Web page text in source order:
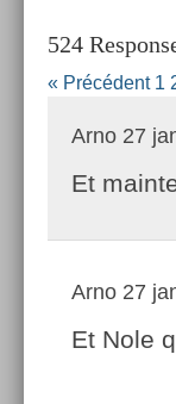
524
« Précédent 1
Arno 27
Et
Arno 27
Et Nole